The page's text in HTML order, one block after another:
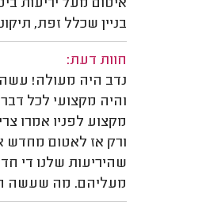
איטום מעל יריעות
בניין שכלל זפת,
חוות דעת:
נדב היה מעולה!
והיה מקצועי לכל
מקצוע לפניו אמרו
ורק אז לאטום מחדש
שהיריעות שלנו די
מעליהם. מה שעשה